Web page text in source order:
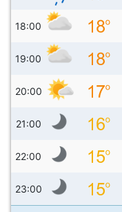
18:00
19:00
20:00
21:00
22:00
23:00